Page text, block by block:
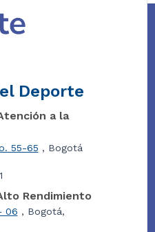
Deporte
a la
55-65 , Bogotá
Rendimiento
06 , Bogotá,